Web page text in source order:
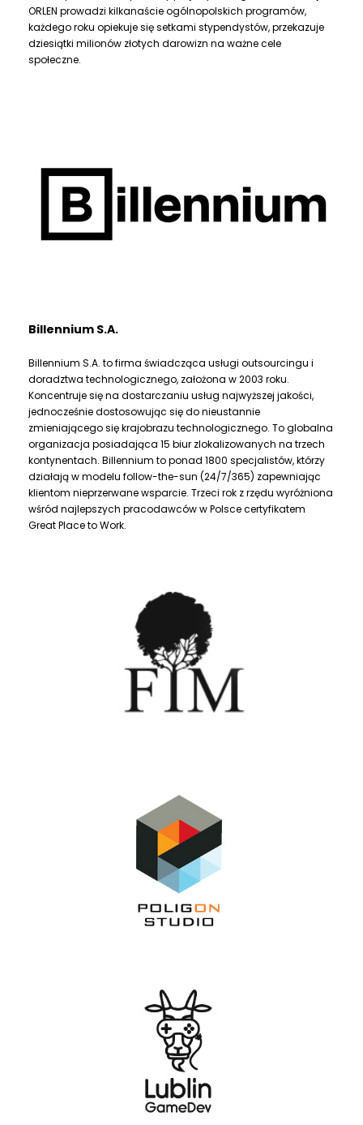
ORLEN prowadzi kilkanaście ogólnopolskich programów,
każdego roku opiekuje się setkami stypendystów, przekazuje
dziesiątki milionów złotych darowizn na ważne cele
społeczne.
Billennium S.A.
Billennium S.A. to firma świadcząca usługi outsourcingu i
doradztwa technologicznego, założona w 2003 roku.
Koncentruje się na dostarczaniu usług najwyższej jakości,
jednocześnie dostosowując się do nieustannie
zmieniającego się krajobrazu technologicznego. To globalna
organizacja posiadająca 15 biur zlokalizowanych na trzech
kontynentach. Billennium to ponad 1800 specjalistów, którzy
działają w modelu follow-the-sun (24/7/365) zapewniając
klientom nieprzerwane wsparcie. Trzeci rok z rzędu wyróżniona
wśród najlepszych pracodawców w Polsce certyfikatem
Great Place to Work.